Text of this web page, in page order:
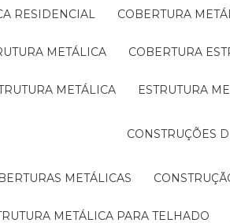
RESIDENCIAL COBERTURA
METÁLICA COBERTURA
METÁLICA ESTRUTURA
CONSTRUÇÕES
METÁLICAS
METÁLICA PARA TELHADO